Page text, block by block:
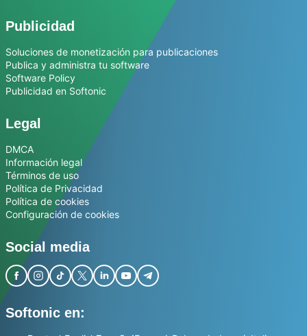
Publicidad
Soluciones de monetización para publicaciones
Publica y administra tu software
Software Policy
Publicidad en Softonic
Legal
DMCA
Información legal
Términos de uso
Política de Privacidad
Política de cookies
Configuración de cookies
Social media
Softonic en: